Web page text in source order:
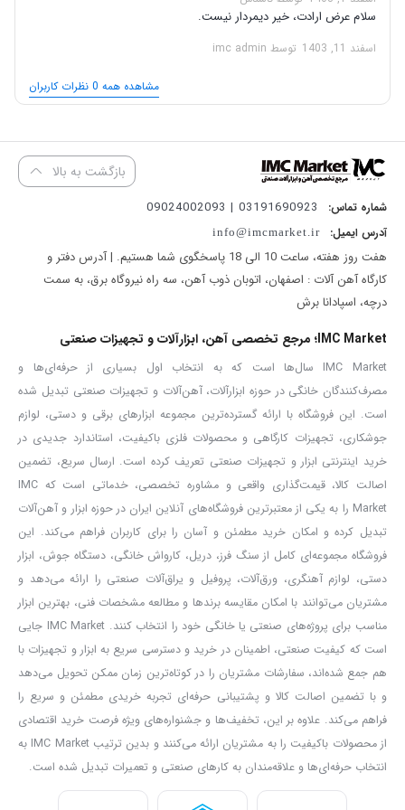
مجهز به بلبرینگ ضدغبار
دارای رولبرینگ در گیربکس
مجهز به حفاظ قفل‌کن سنگ برای افزایش ایمنی
کابل برق دارای استانداردVDE آلمان
طراحی مناسب برای استفاده در محیط‌های کارگاهی و صنعتی
متنوعی از فعالیت‌های فنی و صنعتی کاربرد دارد. از این دستگاه می‌توان
برایبرش و ساب فلزات، پرداخت سطوح، آماده‌سازی قطعات فلزی و
انجام فعالیت‌های کارگاهی
طراحی دسته بلند نیز امکان کنترل بهتر دستگاه را در هنگام کار فراهم کرده
و برای کاربرانی که به کنترل و تسلط بیشتر روی ابزار نیاز دارند، مزیت
محسوب می‌شود.
یکی از نقاط قوت مینی فرز آروا مدل 5523، استفاده از موتور قدرتمند
220 درجه سانتی‌گراد به عملکرد پایدارتر موتور در شرایط کاری مختلف
کمک می‌کند.
این ویژگی در کنار طراحی مناسب موتور، باعث شده است دستگاه برای
استفاده‌های کارگاهی و پروژه‌هایی که به توان و سرعت بالا نیاز دارند،
گزینه‌ای کاربردی باشد.
مینی فرز 5523 آروا با سرعت بی‌باری
12000 دور در دقیقه
، امکان انجام
سریع عملیات برش و سایش را فراهم می‌کند. سرعت بالای دستگاه باعث
می‌شود کاربر بتواند در زمان کوتاه‌تری عملیات موردنظر خود را انجام دهد.
البته برای دستیابی به بهترین نتیجه، انتخاب صفحه مناسب با نوع فعالیت
و متریال اهمیت زیادی دارد.
در ساخت این مدل ازپوسته ضخیم و مقاوم گیربکساستفاده شده است
که مقاومت مناسبی در برابر فشارهای کاری ایجاد می‌کند. همچنین وجود
توسط imc admin اسفند 11, 1403
سلام عرض ارادت، خیر دیمردار نیست.
مشاهده همه 0 نظرات کاربران
بازگشت به بالا
شماره تماس: 03191690923 | 09024002093
آدرس ایمیل: info@imcmarket.ir
هفت روز هفته، ساعت 10 الی 18 پاسخگوی شما هستیم. | آدرس دفتر و
کارگاه آهن آلات : اصفهان، اتوبان ذوب آهن، سه راه نیروگاه برق، به سمت
درچه، اسپادانا برش
IMC Market؛ مرجع تخصصی آهن، ابزارآلات و تجهیزات صنعتی
IMC Market سال‌ها است که به انتخاب اول بسیاری از حرفه‌ای‌ها و
مصرف‌کنندگان خانگی در حوزه ابزارآلات، آهن‌آلات و تجهیزات صنعتی تبدیل شده
است. این فروشگاه با ارائه گسترده‌ترین مجموعه ابزارهای برقی و دستی، لوازم
جوشکاری، تجهیزات کارگاهی و محصولات فلزی باکیفیت، استاندارد جدیدی در
خرید اینترنتی ابزار و تجهیزات صنعتی تعریف کرده است. ارسال سریع، تضمین
اصالت کالا، قیمت‌گذاری واقعی و مشاوره تخصصی، خدماتی است که IMC
Market را به یکی از معتبرترین فروشگاه‌های آنلاین ایران در حوزه ابزار و آهن‌آلات
تبدیل کرده و امکان خرید مطمئن و آسان را برای کاربران فراهم می‌کند. این
فروشگاه مجموعه‌ای کامل از سنگ فرز، دریل، کارواش خانگی، دستگاه جوش، ابزار
دستی، لوازم آهنگری، ورق‌آلات، پروفیل و یراق‌آلات صنعتی را ارائه می‌دهد و
مشتریان می‌توانند با امکان مقایسه برندها و مطالعه مشخصات فنی، بهترین ابزار
مناسب برای پروژه‌های صنعتی یا خانگی خود را انتخاب کنند. IMC Market جایی
است که کیفیت صنعتی، اطمینان در خرید و دسترسی سریع به ابزار و تجهیزات با
هم جمع شده‌اند، سفارشات مشتریان را در کوتاه‌ترین زمان ممکن تحویل می‌دهد
و با تضمین اصالت کالا و پشتیبانی حرفه‌ای تجربه خریدی مطمئن و سریع را
فراهم می‌کند. علاوه بر این، تخفیف‌ها و جشنواره‌های ویژه فرصت خرید اقتصادی
از محصولات باکیفیت را به مشتریان ارائه می‌کنند و بدین ترتیب IMC Market به
انتخاب حرفه‌ای‌ها و علاقه‌مندان به کارهای صنعتی و تعمیرات تبدیل شده است.